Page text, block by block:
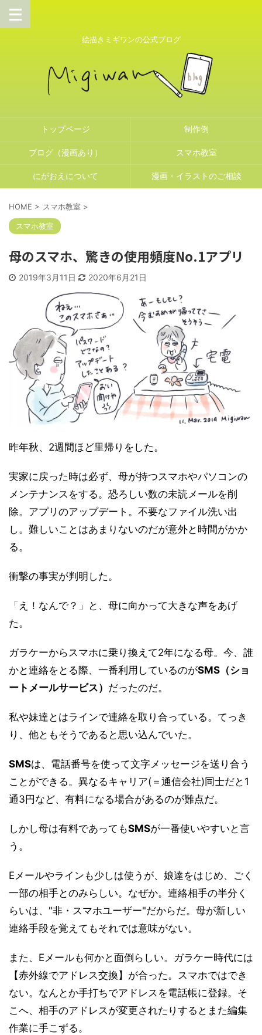
絵描きミギワンの公式ブログ
トップページ 制作例
ブログ（漫画あり） スマホ教室
にがおえについて 漫画・イラストのご相談
HOME > スマホ教室 >
スマホ教室
母のスマホ、驚きの使用頻度No.1アプリ
2019年3月11日 2020年6月21日
昨年秋、2週間ほど里帰りをした。
実家に戻った時は必ず、母が持つスマホやパソコンの
メンテナンスをする。恐ろしい数の未読メールを削
除。アプリのアップデート。不要なファイル洗い出
し。難しいことはあまりないのだが意外と時間がかか
る。
衝撃の事実が判明した。
「え！なんで？」と、母に向かって大きな声をあげ
た。
ガラケーからスマホに乗り換えて2年になる母。今、誰
かと連絡をとる際、一番利用しているのがSMS（ショ
ートメールサービス） だったのだ。
私や妹達とはラインで連絡を取り合っている。てっき
り、他ともそうであると思い込んでいた。
SMSは、電話番号を使って文字メッセージを送り合う
ことができる。異なるキャリア(＝通信会社)同士だと1
通3円など、有料になる場合があるのが難点だ。
しかし母は有料であってもSMSが一番使いやすいと言
う。
Eメールやラインも少しは使うが、娘達をはじめ、ごく
一部の相手とのみらしい。なぜか。連絡相手の半分く
らいは、"非・スマホユーザー"だからだ。母が新しい
連絡手段を覚えてもそれでは意味がない。
また、Eメールも何かと面倒らしい。ガラケー時代には
【赤外線でアドレス交換】が合った。スマホではでき
ない。なんとか手打ちでアドレスを電話帳に登録。そ
こへ、相手のアドレスが変更されたりするとまた編集
作業に手こずる。